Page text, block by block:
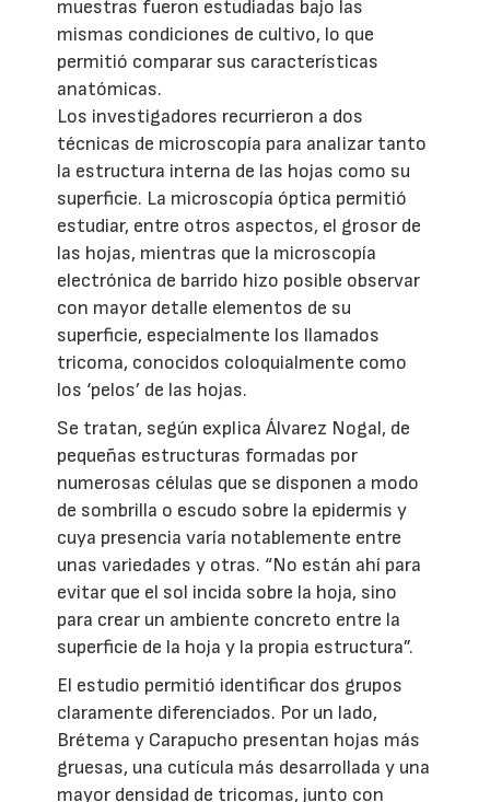
muestras fueron estudiadas bajo las
mismas condiciones de cultivo, lo que
permitió comparar sus características
anatómicas.
Los investigadores recurrieron a dos
técnicas de microscopía para analizar tanto
la estructura interna de las hojas como su
superficie. La microscopía óptica permitió
estudiar, entre otros aspectos, el grosor de
las hojas, mientras que la microscopía
electrónica de barrido hizo posible observar
con mayor detalle elementos de su
superficie, especialmente los llamados
tricoma, conocidos coloquialmente como
los ‘pelos’ de las hojas.
Se tratan, según explica Álvarez Nogal, de
pequeñas estructuras formadas por
numerosas células que se disponen a modo
de sombrilla o escudo sobre la epidermis y
cuya presencia varía notablemente entre
unas variedades y otras. “No están ahí para
evitar que el sol incida sobre la hoja, sino
para crear un ambiente concreto entre la
superficie de la hoja y la propia estructura”.
El estudio permitió identificar dos grupos
claramente diferenciados. Por un lado,
Brétema y Carapucho presentan hojas más
gruesas, una cutícula más desarrollada y una
mayor densidad de tricomas, junto con